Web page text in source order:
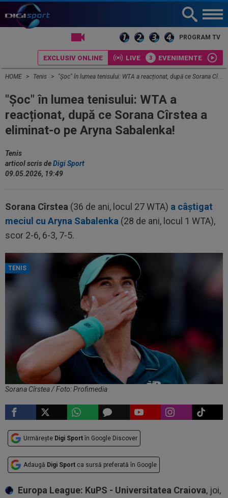
PROGRAM TV
EXCLUSIV ONLINE LIVE EVENIMENTE
HOME Tenis "Șoc" în lumea tenisului: WTA a reacționat, după ce Sorana Cîrstea a eliminat-o pe Aryna Sabalenka!
"Șoc" în lumea tenisului: WTA a
reacționat, după ce Sorana Cîrstea a
eliminat-o pe Aryna Sabalenka!
Tenis
articol scris deDigi Sport
09.05.2026, 19:49
Sorana Cîrstea (36 de ani, locul 27 WTA) a câștigat
meciul cu Aryna Sabalenka (28 de ani, locul 1 WTA),
scor 2-6, 6-3, 7-5.
TENIS
Sorana Cîrstea / Foto: Profimedia
Urmărește Digi Sport în Google Discover
Adaugă Digi Sport ca sursă preferată în Google
Europa League: KuPS - Universitatea Craiova, joi,